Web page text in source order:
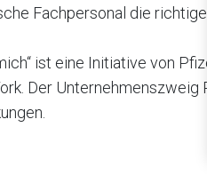
Fachpersonal die
ist eine Initiative von
Der Unternehmenszweig